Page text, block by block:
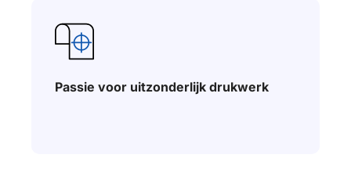
Passie voor uitzonderlijk drukwerk